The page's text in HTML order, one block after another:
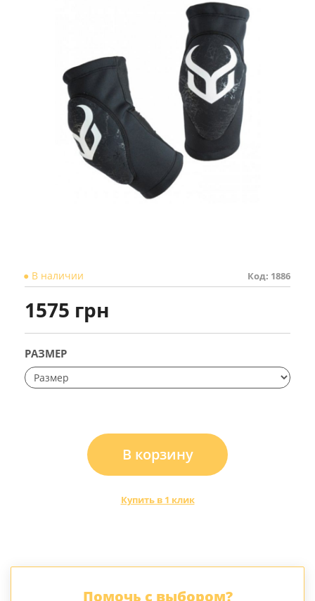
● В наличии Код: 1886
1575 грн
РАЗМЕР
В корзину
Купить в 1 клик
Помочь с выбором?